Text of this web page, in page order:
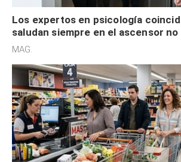
Los expertos en psicología
saludan siempre en el ascensor no
defensiva y tienen apertura social
MAG.